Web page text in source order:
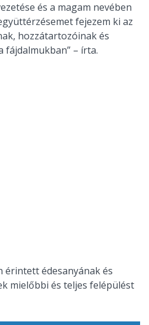
és a magam nevében
fejezem ki az
hozzátartozóinak és
fájdalmukban” – írta.
érintett édesanyának és
mielőbbi és teljes felépülést